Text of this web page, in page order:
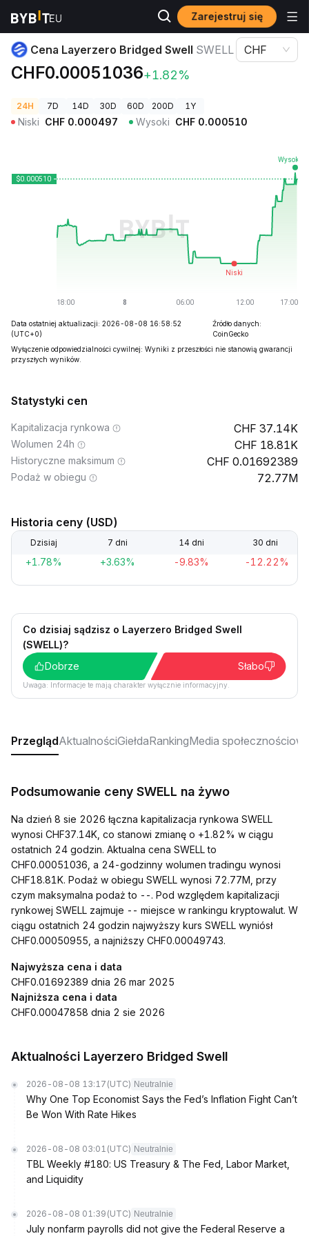
Zarejestruj się
Ceny kryptowalut Cena Layerzero Bridged Swell SWELL
Cena Layerzero Bridged Swell SWELL
CHF0.00051036+1.82%
CHF
24H 7D 14D 30D 60D 200D 1Y
Niski CHF 0.000497 Wysoki CHF 0.000510
Data ostatniej aktualizacji: 2026-08-08 16:58:52
(UTC+0)
Źródło danych:
CoinGecko
Wyłączenie odpowiedzialności cywilnej: Wyniki z przeszłości nie stanowią gwarancji
przyszłych wyników.
Statystyki cen
Kapitalizacja rynkowa 37.14K
Wolumen 24h 18.81K
Historyczne maksimum 0.01692389
Podaż w obiegu 72.77M
Historia ceny (USD)
Dzisiaj 7 dni 14 dni 30 dni
+1.78% +3.63% -9.83% -12.22%
Co dzisiaj sądzisz o Layerzero Bridged Swell
(SWELL)?
Dobrze
Słabo
Uwaga: Informacje te mają charakter wyłącznie informacyjny.
PrzeglądAktualnościGiełdaRankingMedia
Podsumowanie ceny SWELL na żywo
Na dzień 8 sie 2026 łączna kapitalizacja rynkowa SWELL
wynosi CHF37.14K, co stanowi zmianę o +1.82% w ciągu
ostatnich 24 godzin. Aktualna cena SWELL to
CHF0.00051036, a 24-godzinny wolumen tradingu wynosi
CHF18.81K. Podaż w obiegu SWELL wynosi 72.77M, przy
czym maksymalna podaż to --. Pod względem kapitalizacji
rynkowej SWELL zajmuje -- miejsce w rankingu kryptowalut. W
ciągu ostatnich 24 godzin najwyższy kurs SWELL wyniósł
CHF0.00050955, a najniższy CHF0.00049743.
Najwyższa cena i data
CHF0.01692389 dnia 26 mar 2025
Najniższa cena i data
CHF0.00047858 dnia 2 sie 2026
Aktualności Layerzero Bridged Swell
2026-08-08 13:17 (UTC) Neutralnie
Why One Top Economist Says the Fed’s Inflation Fight Can’t
Be Won With Rate Hikes
2026-08-08 03:01 (UTC) Neutralnie
TBL Weekly #180: US Treasury & The Fed, Labor Market,
and Liquidity
2026-08-08 01:39 (UTC) Neutralnie
July nonfarm payrolls did not give the Federal Reserve a